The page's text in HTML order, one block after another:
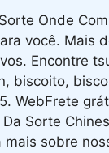
Onde
você. Mais
Encontre
biscoito,
WebFrete
Sorte
mais sobre